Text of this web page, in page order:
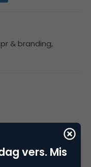
& branding,
vers. Mis